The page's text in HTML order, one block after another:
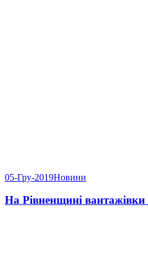
05-Гру-2019Новини
На Рівненщині